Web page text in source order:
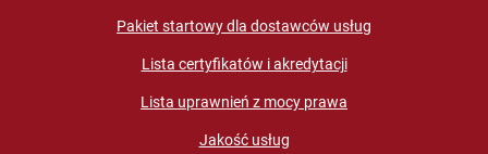
Pakiet startowy dla dostawców usług
Lista certyfikatów i akredytacji
Lista uprawnień z mocy prawa
Jakość usług